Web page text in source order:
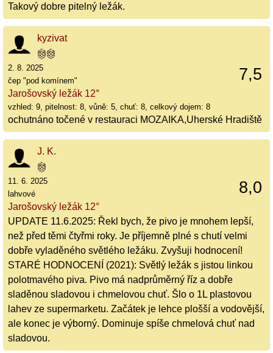
Takový dobre pitelný ležák.
kyzivat
7,5
2. 8. 2025
čep "pod komínem"
Jarošovský ležák 12°
vzhled: 9, pitelnost: 8, vůně: 5, chuť: 8, celkový dojem: 8
ochutnáno točené v restauraci MOZAIKA,Uherské Hradiště
J. K.
8,0
11. 6. 2025
lahvové
Jarošovský ležák 12°
UPDATE 11.6.2025: Řekl bych, že pivo je mnohem lepší,
než před těmi čtyřmi roky. Je příjemně plné s chutí velmi
dobře vyladěného světlého ležáku. Zvyšuji hodnocení!
STARÉ HODNOCENÍ (2021): Světlý ležák s jistou linkou
polotmavého piva. Pivo má nadprůměrný říz a dobře
sladěnou sladovou i chmelovou chuť. Šlo o 1L plastovou
lahev ze supermarketu. Začátek je lehce plošší a vodovější,
ale konec je výborný. Dominuje spíše chmelová chuť nad
sladovou.